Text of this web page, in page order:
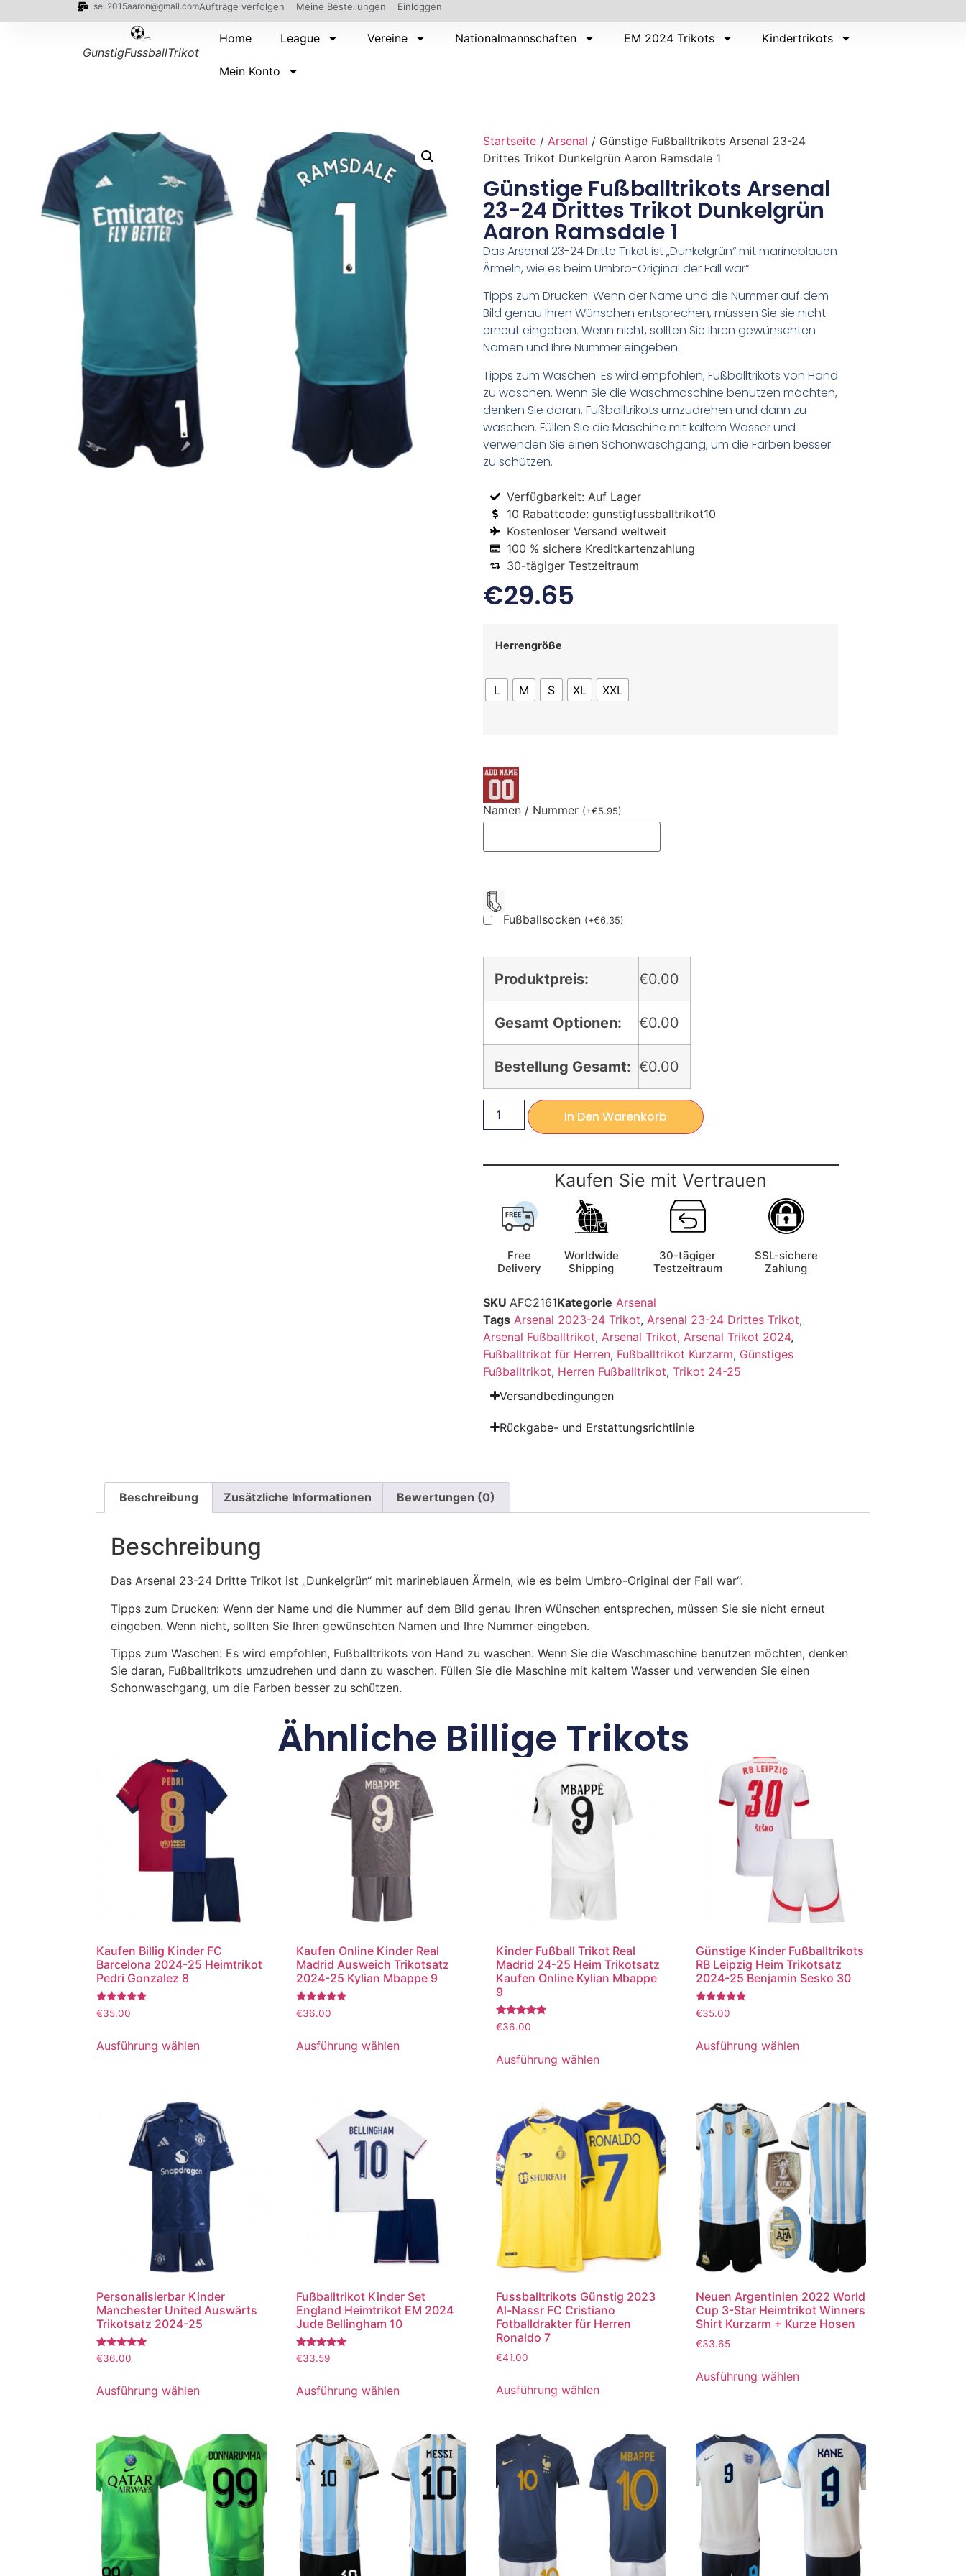
sell2015aaron@gmail.comAufträge verfolgen Meine Bestellungen Einloggen
GunstigFussballTrikot
Home League Vereine Nationalmannschaften EM 2024 Trikots Kindertrikots
Mein Konto
Startseite / Arsenal / Günstige Fußballtrikots Arsenal 23-24
Drittes Trikot Dunkelgrün Aaron Ramsdale 1
Günstige Fußballtrikots Arsenal
23-24 Drittes Trikot Dunkelgrün
Aaron Ramsdale 1
Das Arsenal 23-24 Dritte Trikot ist „Dunkelgrün“ mit marineblauen
Ärmeln, wie es beim Umbro-Original der Fall war“.
Tipps zum Drucken: Wenn der Name und die Nummer auf dem
Bild genau Ihren Wünschen entsprechen, müssen Sie sie nicht
erneut eingeben. Wenn nicht, sollten Sie Ihren gewünschten
Namen und Ihre Nummer eingeben.
Tipps zum Waschen: Es wird empfohlen, Fußballtrikots von Hand
zu waschen. Wenn Sie die Waschmaschine benutzen möchten,
denken Sie daran, Fußballtrikots umzudrehen und dann zu
waschen. Füllen Sie die Maschine mit kaltem Wasser und
verwenden Sie einen Schonwaschgang, um die Farben besser
zu schützen.
Verfügbarkeit: Auf Lager
10 Rabattcode: gunstigfussballtrikot10
Kostenloser Versand weltweit
100 % sichere Kreditkartenzahlung
30-tägiger Testzeitraum
€29.65
Herrengröße
L M S XL XXL
Namen / Nummer (+€5.95)
Fußballsocken (+€6.35)
Produktpreis: €0.00
Gesamt Optionen: €0.00
Bestellung Gesamt: €0.00
In Den Warenkorb
Kaufen Sie mit Vertrauen
Free
Delivery
Worldwide
Shipping
30-tägiger
Testzeitraum
SSL-sichere
Zahlung
SKU AFC2161Kategorie Arsenal
Tags Arsenal 2023-24 Trikot, Arsenal 23-24 Drittes Trikot,
Arsenal Fußballtrikot, Arsenal Trikot, Arsenal Trikot 2024,
Fußballtrikot für Herren, Fußballtrikot Kurzarm, Günstiges
Fußballtrikot, Herren Fußballtrikot, Trikot 24-25
Versandbedingungen
Rückgabe- und Erstattungsrichtlinie
Beschreibung Zusätzliche Informationen Bewertungen (0)
Beschreibung
Das Arsenal 23-24 Dritte Trikot ist „Dunkelgrün“ mit marineblauen Ärmeln, wie es beim Umbro-Original der Fall war“.
Tipps zum Drucken: Wenn der Name und die Nummer auf dem Bild genau Ihren Wünschen entsprechen, müssen Sie sie nicht erneut
eingeben. Wenn nicht, sollten Sie Ihren gewünschten Namen und Ihre Nummer eingeben.
Tipps zum Waschen: Es wird empfohlen, Fußballtrikots von Hand zu waschen. Wenn Sie die Waschmaschine benutzen möchten, denken
Sie daran, Fußballtrikots umzudrehen und dann zu waschen. Füllen Sie die Maschine mit kaltem Wasser und verwenden Sie einen
Schonwaschgang, um die Farben besser zu schützen.
Ähnliche Billige Trikots
Kaufen Billig Kinder FC
Barcelona 2024-25 Heimtrikot
Pedri Gonzalez 8
Bewertet
mit
von 5
€35.00
Ausführung wählen
Kaufen Online Kinder Real
Madrid Ausweich Trikotsatz
2024-25 Kylian Mbappe 9
Bewertet
mit
von 5
€36.00
Ausführung wählen
Kinder Fußball Trikot Real
Madrid 24-25 Heim Trikotsatz
Kaufen Online Kylian Mbappe
9
Bewertet
mit
von 5
€36.00
Ausführung wählen
Günstige Kinder Fußballtrikots
RB Leipzig Heim Trikotsatz
2024-25 Benjamin Sesko 30
Bewertet
mit
von 5
€35.00
Ausführung wählen
Personalisierbar Kinder
Manchester United Auswärts
Trikotsatz 2024-25
Bewertet
mit
von 5
€36.00
Ausführung wählen
Fußballtrikot Kinder Set
England Heimtrikot EM 2024
Jude Bellingham 10
Bewertet
mit
von 5
€33.59
Ausführung wählen
Fussballtrikots Günstig 2023
Al-Nassr FC Cristiano
Fotballdrakter für Herren
Ronaldo 7
€41.00
Ausführung wählen
Neuen Argentinien 2022 World
Cup 3-Star Heimtrikot Winners
Shirt Kurzarm + Kurze Hosen
€33.65
Ausführung wählen